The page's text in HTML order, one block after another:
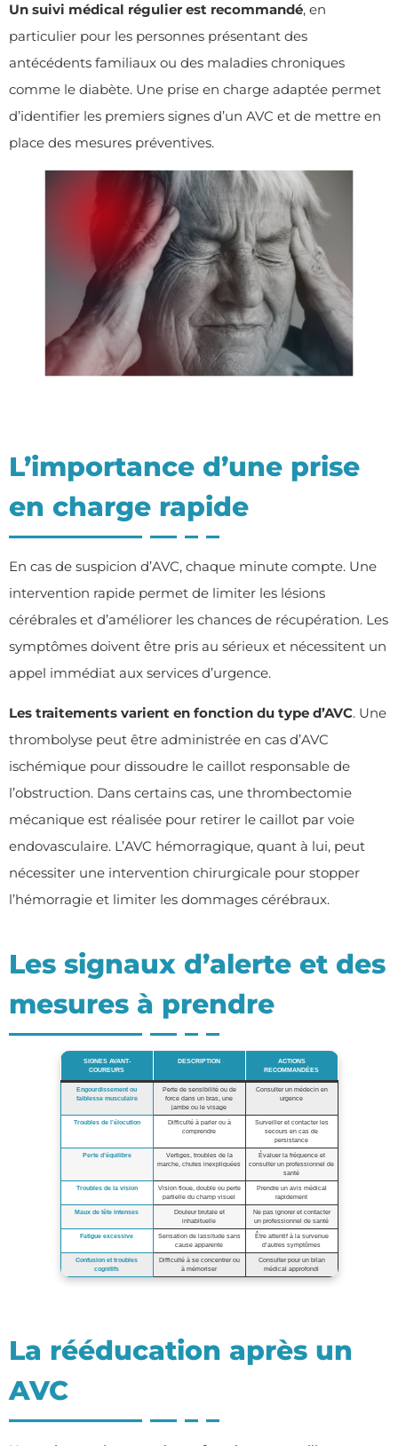
Un suivi médical régulier est recommandé, en
particulier pour les personnes présentant des
antécédents familiaux ou des maladies chroniques
comme le diabète. Une prise en charge adaptée permet
d’identifier les premiers signes d’un AVC et de mettre en
place des mesures préventives.
L’importance d’une prise
en charge rapide
En cas de suspicion d’AVC, chaque minute compte. Une
intervention rapide permet de limiter les lésions
cérébrales et d’améliorer les chances de récupération. Les
symptômes doivent être pris au sérieux et nécessitent un
appel immédiat aux services d’urgence.
Les traitements varient en fonction du type d’AVC. Une
thrombolyse peut être administrée en cas d’AVC
ischémique pour dissoudre le caillot responsable de
l’obstruction. Dans certains cas, une thrombectomie
mécanique est réalisée pour retirer le caillot par voie
endovasculaire. L’AVC hémorragique, quant à lui, peut
nécessiter une intervention chirurgicale pour stopper
l’hémorragie et limiter les dommages cérébraux.
Les signaux d’alerte et des
mesures à prendre
SIGNES AVANT-
COUREURS
DESCRIPTION
ACTIONS
RECOMMANDÉES
Engourdissement ou
faiblesse musculaire
Perte de sensibilité ou de
force dans un bras, une
jambe ou le visage
Consulter un médecin en
urgence
Troubles de l’élocution
Difficulté à parler ou à
comprendre
Surveiller et contacter les
secours en cas de
persistance
Perte d’équilibre
Vertiges, troubles de la
marche, chutes inexpliquées
Évaluer la fréquence et
consulter un professionnel de
santé
Troubles de la vision
Vision floue, double ou perte
partielle du champ visuel
Prendre un avis médical
rapidement
Maux de tête intenses
Douleur brutale et
inhabituelle
Ne pas ignorer et contacter
un professionnel de santé
Fatigue excessive
Sensation de lassitude sans
cause apparente
Être attentif à la survenue
d’autres symptômes
Confusion et troubles
cognitifs
Difficulté à se concentrer ou
à mémoriser
Consulter pour un bilan
médical approfondi
La rééducation après un
AVC